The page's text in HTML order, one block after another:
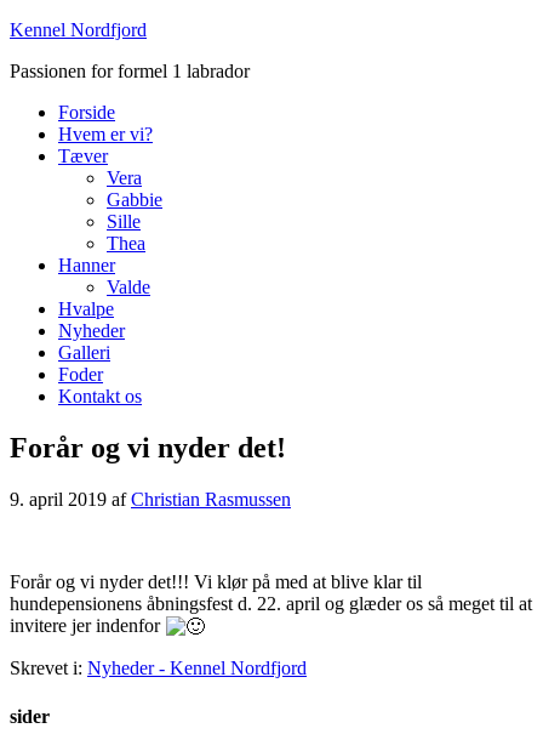
Kennel Nordfjord
Passionen for formel 1 labrador
Forside
Hvem er vi?
Tæver
Vera
Gabbie
Sille
Thea
Hanner
Valde
Hvalpe
Nyheder
Galleri
Foder
Kontakt os
Forår og vi nyder det!
9. april 2019 afChristian Rasmussen
Forår og vi nyder det!!! Vi klør på med at blive klar til
hundepensionens åbningsfest d. 22. april og glæder os så meget til at
invitere jer indenfor
Skrevet i: Nyheder - Kennel Nordfjord
sider